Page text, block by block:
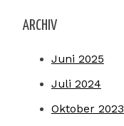
ARCHIV
Juni 2025
Juli 2024
Oktober 2023